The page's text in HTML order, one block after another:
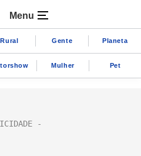
Menu
Rural Gente Planeta
Mulher Pet